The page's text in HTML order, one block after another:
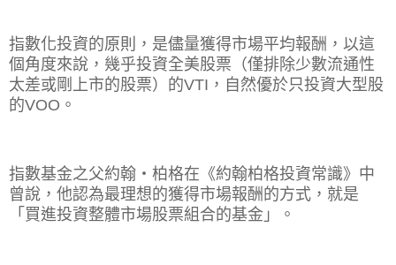
指數化投資的原則，是儘量獲得市場平均報酬，以這
個角度來說，幾乎投資全美股票（僅排除少數流通性
太差或剛上市的股票）的VTI ，自然優於只投資大型股
的VOO 。
指數基金之父約翰‧柏格在《約翰柏格投資常識》中
曾說，他認為最理想的獲得市場報酬的方式，就是
「買進投資整體市場股票組合的基金」。